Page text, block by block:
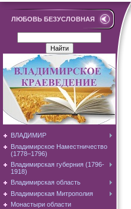
ЛЮБОВЬ БЕЗУСЛОВНАЯ
ВЛАДИМИР
Владимирское Наместничество
(1778–1796)
Владимирская губерния (1796-
1918)
Владимирская область
Владимирская Митрополия
Монастыри области